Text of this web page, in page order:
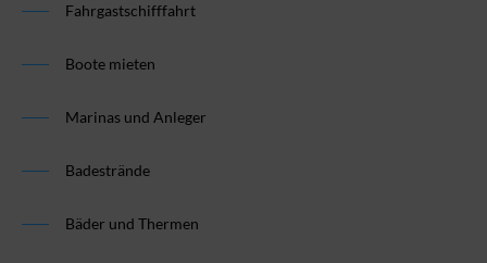
Fahrgastschifffahrt
Boote mieten
Marinas und Anleger
Badestrände
Bäder und Thermen